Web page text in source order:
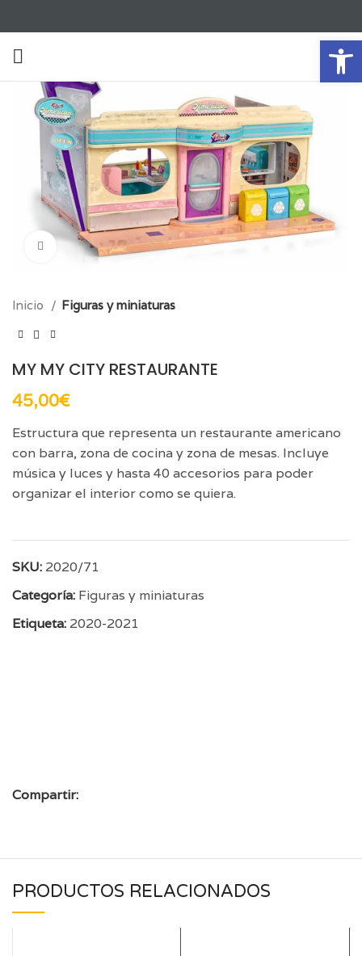
Click para aumentar
Inicio Figuras y miniaturas
MY MY CITY RESTAURANTE
45,00€
Estructura que representa un restaurante americano
con barra, zona de cocina y zona de mesas. Incluye
música y luces y hasta 40 accesorios para poder
organizar el interior como se quiera.
SKU: 2020/71
Categoría: Figuras y miniaturas
Etiqueta: 2020-2021
Compartir:
PRODUCTOS RELACIONADOS